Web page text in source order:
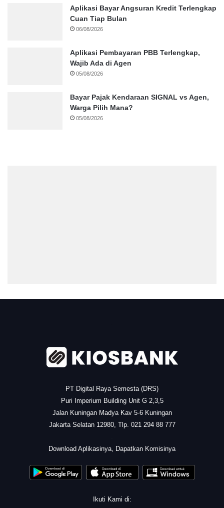
Aplikasi Bayar Angsuran Kredit Terlengkap
Cuan Tiap Bulan
06/08/2026
Aplikasi Pembayaran PBB Terlengkap,
Wajib Ada di Agen
05/08/2026
Bayar Pajak Kendaraan SIGNAL vs Agen,
Warga Pilih Mana?
05/08/2026
PT Digital Raya Semesta (DRS)
Puri Imperium Building Unit G 2,3,5
Jalan Kuningan Madya Kav 5-6 Kuningan
Jakarta Selatan 12980, Tlp. 021 294 88 777
Download Aplikasinya, Dapatkan Komisinya
Ikuti Kami di: